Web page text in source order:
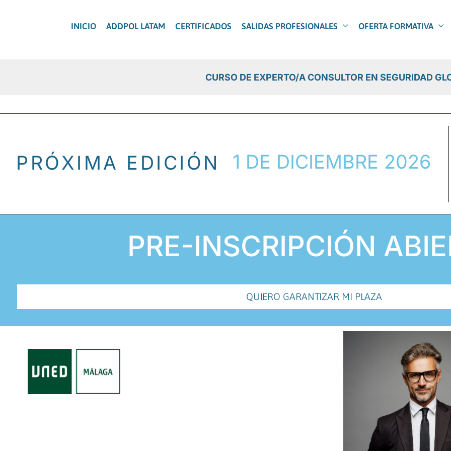
INICIO ADDPOL LATAM CERTIFICADOS SALIDAS PROFESIONALES OFERTA FORMATIVA
CURSO DE EXPERTO/A CONSULTOR EN SEGURIDAD
PRÓXIMA EDICIÓN 1 DE DICIEMBRE 2026
PRE-INSCRIPCIÓN
QUIERO GARANTIZAR MI PLAZA